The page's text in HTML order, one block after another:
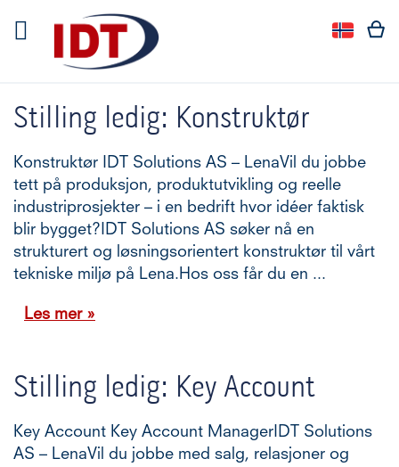
Språk
Språk:
Stilling ledig: Konstruktør
Konstruktør IDT Solutions AS – LenaVil du jobbe
tett på produksjon, produktutvikling og reelle
industriprosjekter – i en bedrift hvor idéer faktisk
blir bygget?IDT Solutions AS søker nå en
strukturert og løsningsorientert konstruktør til vårt
tekniske miljø på Lena.Hos oss får du en ...
Les mer »
Stilling ledig: Key Account
Key Account Key Account ManagerIDT Solutions
AS – LenaVil du jobbe med salg, relasjoner og